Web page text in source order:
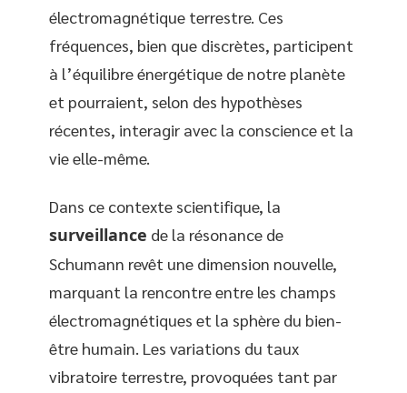
électromagnétique terrestre. Ces
fréquences, bien que discrètes, participent
à l’équilibre énergétique de notre planète
et pourraient, selon des hypothèses
récentes, interagir avec la conscience et la
vie elle-même.
Dans ce contexte scientifique, la
surveillance de la résonance de
Schumann revêt une dimension nouvelle,
marquant la rencontre entre les champs
électromagnétiques et la sphère du bien-
être humain. Les variations du taux
vibratoire terrestre, provoquées tant par